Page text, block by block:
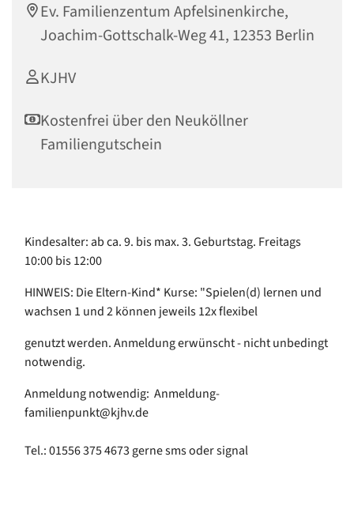
Ev. Familienzentum Apfelsinenkirche,
Joachim-Gottschalk-Weg 41, 12353 Berlin
KJHV
Kostenfrei über den Neuköllner
Familiengutschein
Kindesalter: ab ca. 9. bis max. 3. Geburtstag. Freitags
10:00 bis 12:00
HINWEIS: Die Eltern-Kind* Kurse: "Spielen(d) lernen und
wachsen 1 und 2 können jeweils 12x flexibel
genutzt werden. Anmeldung erwünscht - nicht unbedingt
notwendig.
Anmeldung notwendig: Anmeldung-
familienpunkt@kjhv.de
Tel.: 01556 375 4673 gerne sms oder signal